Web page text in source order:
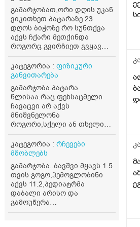
გამარჯობათ,ორი დღის უკან
ვიკითხეთ პატარაზე 23
დღოს ბიჭოზე რო სუნთქვა
აქვს ჩქარი მეთქინდა
როგორც გვირჩიეთ გვყავდა
პედიატრთან,მოკლედ
ყველაფერი
ნორმაშია,უბრალოდ
ქერქიაქ ცხვირში დ ამაგის
გამო სუნთქავს ასე,სხვა
რამე ჩივილები სიმპტომები
არააქვს,ბიჭო არის 25 დღის
4.600 დღეს ავწონეთ,ჭამს
სიმილაკ გოლდ 1. იღებდა
90 გრ.ხოდა როცა ცლის
საჭმელს ეტყობა რო კიდევ
უნდა,ამ საღამოთი
არაფრით არ დაიძინა,90
გრამზე,გასულია სადღაც
1.30 წუთი და ეძებს საჭმელს
სოსკას ისე წოვს ლამის
გახიოს და ასეთ დროს 120
კატეგორია : ფიზიკური
განვითარება
გამარჯობა.პატარა
წლისაა.რაც ფეხსაცმელი
ჩავაცვი არ აქვს
მნიშვნელონა
როგორი,სქელი ან თხელი
წინდა,რეიტუზი,სულ
ეოფლება
ფეხი,უნოტიოვდება რაც
სველივით.სხვა ადგილებში
არ აღენიშნება
ოფლიანობა.ფეხზე დადის
უკვე არის ძალიან
მოძრავი,ღამე არ
ოფლიანობს,არც თავზე არც
კატეგორია : რჩევები
მშობლებს
გამარჯობა..ბავშვი მყავს 1.5
თვის გოგო,ჰემოგლობინი
აქვს 11.2,პედიატრმა
დაბალი არისო და
გამოუწერა
ფერმულეკი,ასევე ხორცი